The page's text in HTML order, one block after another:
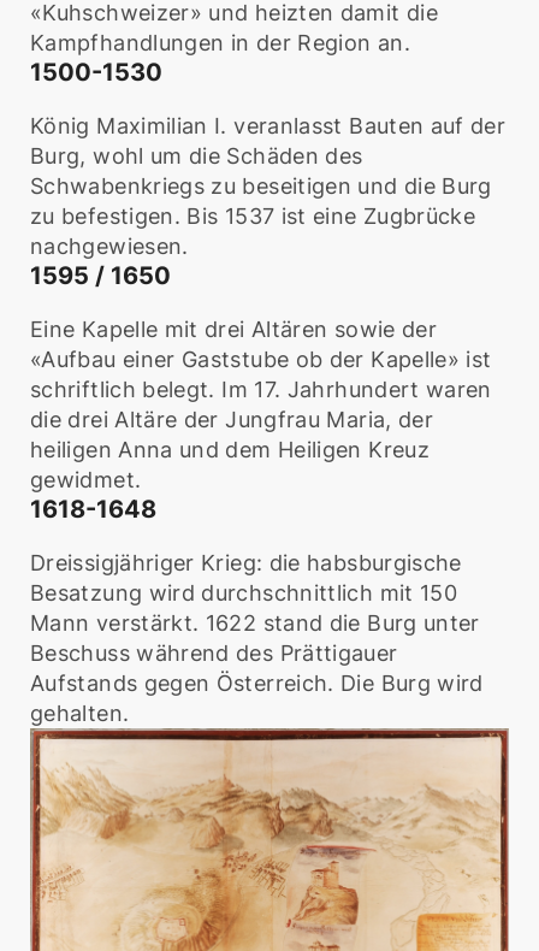
«Kuhschweizer» und heizten damit die
Kampfhandlungen in der Region an.
1500-1530
König Maximilian I. veranlasst Bauten auf der
Burg, wohl um die Schäden des
Schwabenkriegs zu beseitigen und die Burg
zu befestigen. Bis 1537 ist eine Zugbrücke
nachgewiesen.
1595 / 1650
Eine Kapelle mit drei Altären sowie der
«Aufbau einer Gaststube ob der Kapelle» ist
schriftlich belegt. Im 17. Jahrhundert waren
die drei Altäre der Jungfrau Maria, der
heiligen Anna und dem Heiligen Kreuz
gewidmet.
1618-1648
Dreissigjähriger Krieg: die habsburgische
Besatzung wird durchschnittlich mit 150
Mann verstärkt. 1622 stand die Burg unter
Beschuss während des Prättigauer
Aufstands gegen Österreich. Die Burg wird
gehalten.